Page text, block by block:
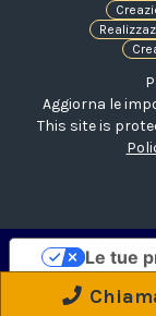
Aggiorna le
This site is
Informativa
Le tue